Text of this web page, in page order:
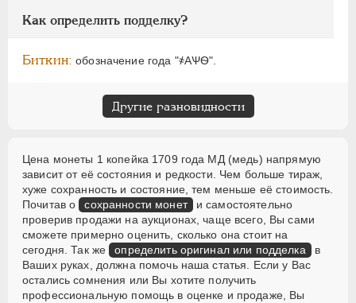
Как определить подделку?
Биткин: обозначение года "҂АѰѲ".
Другие разновидности
Цена монеты 1 копейка 1709 года МД (медь) напрямую
зависит от её состояния и редкости. Чем больше тираж,
хуже сохранность и состояние, тем меньше её стоимость.
Почитав о сохранности монет и самостоятельно
проверив продажи на аукционах, чаще всего, Вы сами
сможете примерно оценить, сколько она стоит на
сегодня. Так же определить оригинал или подделка в
Ваших руках, должна помочь наша статья. Если у Вас
остались сомнения или Вы хотите получить
профессиональную помощь в оценке и продаже, Вы